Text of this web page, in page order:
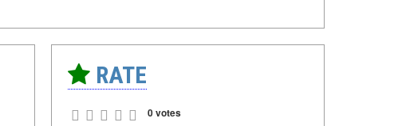
RATE
0 votes